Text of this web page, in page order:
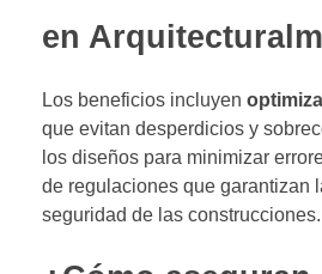
en
Los beneficios incluyen
que evitan desperdicios y
los diseños para minimizar
de regulaciones que garantizan
seguridad de las construcciones.